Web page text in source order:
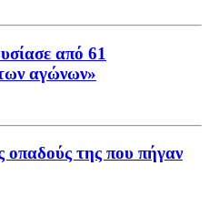
από 61
αγώνων»
οπαδούς της που πήγαν